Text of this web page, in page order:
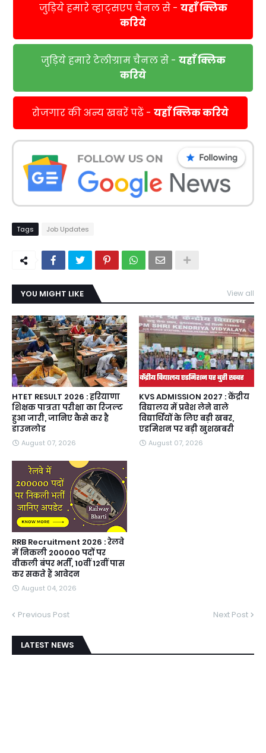
जुड़िये हमारे व्हाट्सएप चैनल से - यहाँ क्लिक
करिये
जुड़िये हमारे टेलीग्राम चैनल से - यहाँ क्लिक
करिये
रोजगार की अन्य खबरें पढें - यहाँ क्लिक करिये
Tags Job Updates
YOU MIGHT LIKE View all
HTET RESULT 2026 : हरियाणा
शिक्षक पात्रता परीक्षा का रिजल्ट
हुआ जारी, जानिए कैसे कर है
डाउनलोड
August 07, 2026
KVS ADMISSION 2027 : केंद्रीय
विद्यालय में प्रवेश लेने वाले
विद्यार्थियों के लिए बड़ी खबर,
एडमिशन पर बड़ी खुशखबरी
August 07, 2026
RRB Recruitment 2026 : रेलवे
में निकली 200000 पदों पर
वीकली बंपर भर्ती, 10वीं 12वीं पास
कर सकते हैं आवेदन
August 04, 2026
Previous Post Next Post
LATEST NEWS